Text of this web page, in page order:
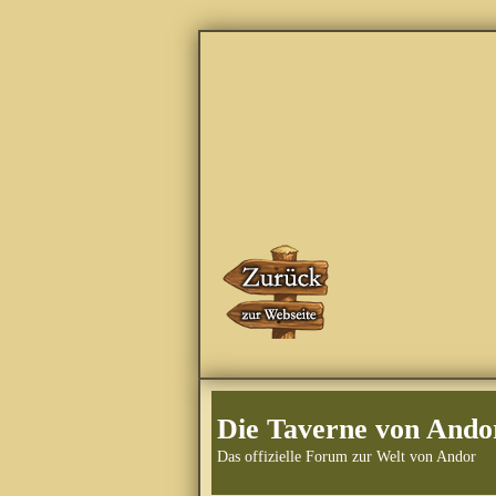
Die Taverne von
Das offizielle Forum zur Welt von Andor